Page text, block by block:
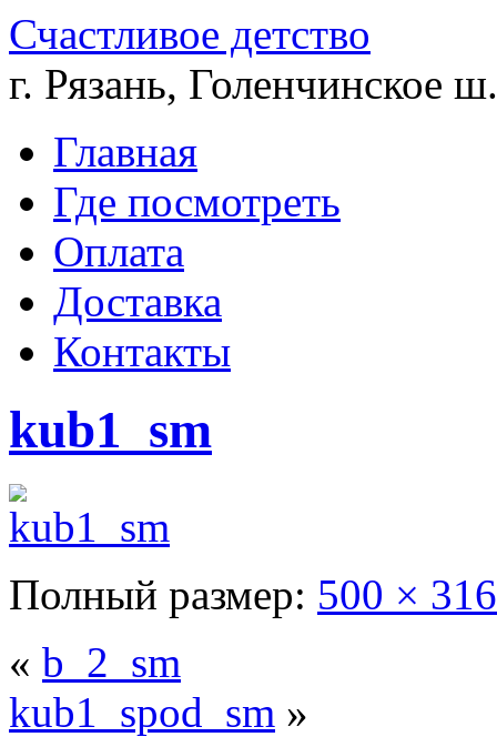
Счастливое детство
г. Рязань, Голенчинское
Главная
Где посмотреть
Оплата
Доставка
Контакты
kub1_sm
Полный размер: 500 × 316
« b_2_sm
kub1_spod_sm »